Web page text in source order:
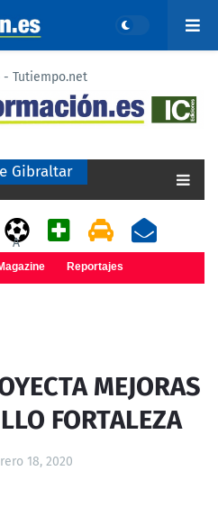
- Tutiempo.net
Gibraltar
A
Reportajes
MEJORAS
FORTALEZA
18, 2020